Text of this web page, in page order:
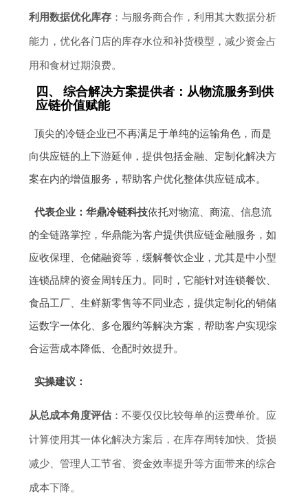
利用数据优化库存 ：与服务商合作，利用其大数据分析
能力，优化各门店的库存水位和补货模型，减少资金占
用和食材过期浪费。
四、 综合解决方案提供者：从物流服务到供
应链价值赋能
顶尖的冷链企业已不再满足于单纯的运输角色，而是
向供应链的上下游延伸，提供包括金融、定制化解决方
案在内的增值服务，帮助客户优化整体供应链成本。
代表企业：华鼎冷链科技依托对物流、商流、信息流
的全链路掌控，华鼎能为客户提供供应链金融服务，如
应收保理、仓储融资等，缓解餐饮企业，尤其是中小型
连锁品牌的资金周转压力。同时，它能针对连锁餐饮、
食品工厂、生鲜新零售等不同业态，提供定制化的销储
运数字一体化、多仓履约等解决方案，帮助客户实现综
合运营成本降低、仓配时效提升。
实操建议：
从总成本角度评估 ：不要仅仅比较每单的运费单价。应
计算使用其一体化解决方案后，在库存周转加快、货损
减少、管理人工节省、资金效率提升等方面带来的综合
成本下降。